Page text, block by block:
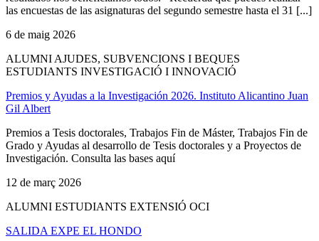
las encuestas de las asignaturas del segundo semestre hasta el 31 [...]
6 de maig 2026
ALUMNI AJUDES, SUBVENCIONS I BEQUES
ESTUDIANTS INVESTIGACIÓ I INNOVACIÓ
Premios y Ayudas a la Investigación 2026. Instituto Alicantino Juan
Gil Albert
Premios a Tesis doctorales, Trabajos Fin de Máster, Trabajos Fin de
Grado y Ayudas al desarrollo de Tesis doctorales y a Proyectos de
Investigación. Consulta las bases aquí
12 de març 2026
ALUMNI ESTUDIANTS EXTENSIÓ OCI
SALIDA EXPE EL HONDO